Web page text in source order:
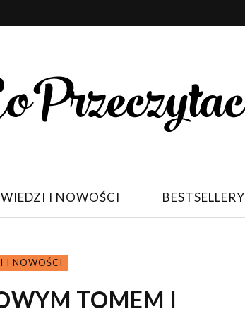
I NOWOŚCI BESTSELLERY
I NOWOŚCI
TOMEM I